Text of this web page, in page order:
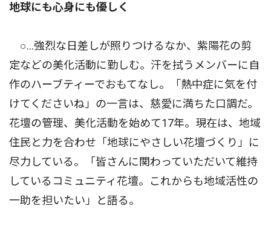
地球にも心身にも優しく
○…強烈な日差しが照りつけるなか、紫陽花の剪
定などの美化活動に勤しむ。汗を拭うメンバーに自
作のハーブティーでおもてなし。「熱中症に気を付
けてくださいね」の一言は、慈愛に満ちた口調だ。
花壇の管理、美化活動を始めて17年。現在は、地域
住民と力を合わせ「地球にやさしい花壇づくり」に
尽力している。「皆さんに関わっていただいて維持
しているコミュニティ花壇。これからも地域活性の
一助を担いたい」と語る。